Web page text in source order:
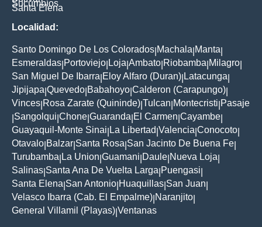
Sucumbíos
Santa Elena
Localidad:
Santo Domingo De Los Colorados Machala Manta
Esmeraldas Portoviejo Loja Ambato Riobamba Milagro
San Miguel De Ibarra Eloy Alfaro (Duran) Latacunga
Jipijapa Quevedo Babahoyo Calderon (Carapungo)
Vinces Rosa Zarate (Quininde) Tulcan Montecristi Pasaje
Sangolqui Chone Guaranda El Carmen Cayambe
Guayaquil-Monte Sinai La Libertad Valencia Conocoto
Otavalo Balzar Santa Rosa San Jacinto De Buena Fe
Turubamba La Union Guamani Daule Nueva Loja
Salinas Santa Ana De Vuelta Larga Puengasi
Santa Elena San Antonio Huaquillas San Juan
Velasco Ibarra (Cab. El Empalme) Naranjito
General Villamil (Playas) Ventanas